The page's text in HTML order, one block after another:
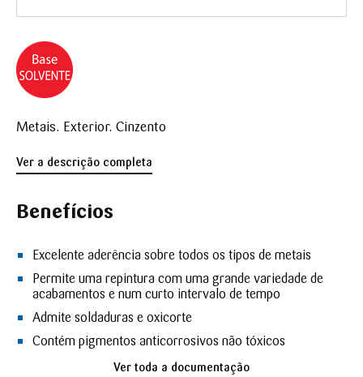
Metais. Exterior. Cinzento
Ver a descrição completa
Benefícios
Excelente aderência sobre todos os tipos de metais
Permite uma repintura com uma grande variedade de
acabamentos e num curto intervalo de tempo
Admite soldaduras e oxicorte
Contém pigmentos anticorrosivos não tóxicos
Ver toda a documentação